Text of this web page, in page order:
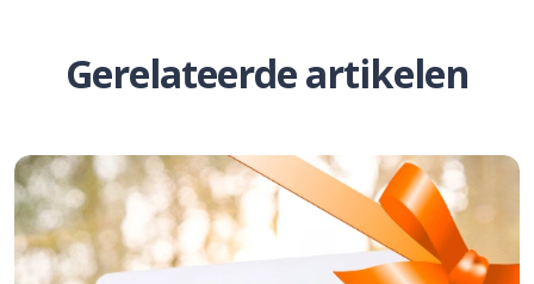
Gerelateerde artikelen